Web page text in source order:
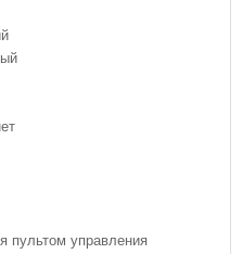
пультом управления